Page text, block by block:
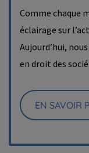
Comme chaque
éclairage sur
Aujourd’hui,
en droit des
EN SAVOIR